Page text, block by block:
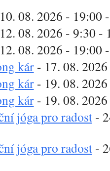
08. 2026 - 19:00
08. 2026 - 9:30 -
08. 2026 - 19:00
kár- 17. 08.
kár- 19. 08.
kár- 19. 08.
jóga pro radost-
jóga pro radost-